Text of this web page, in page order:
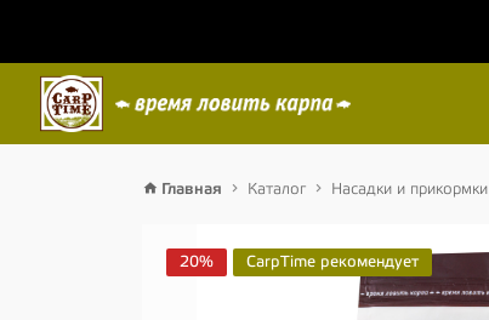
Главная Каталог Насадки и прикормки
20% CarpTime рекомендует